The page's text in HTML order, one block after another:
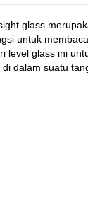
glass
untuk
level glass ini
dalam suatu